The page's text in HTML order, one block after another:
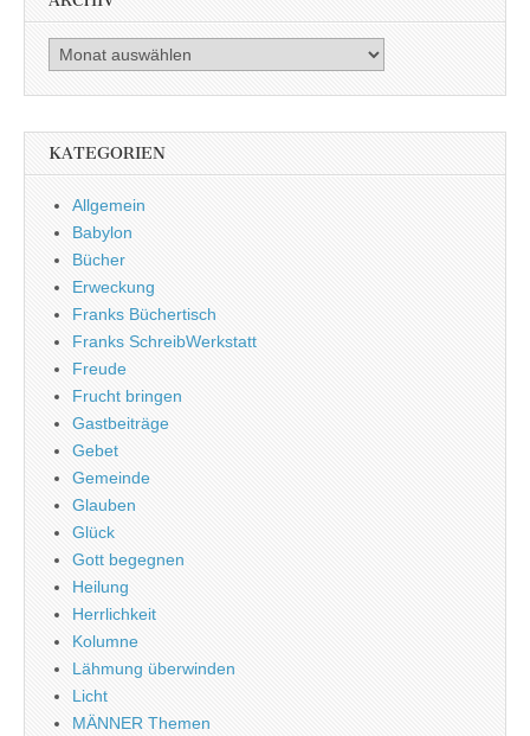
Archiv
KATEGORIEN
Allgemein
Babylon
Bücher
Erweckung
Franks Büchertisch
Franks SchreibWerkstatt
Freude
Frucht bringen
Gastbeiträge
Gebet
Gemeinde
Glauben
Glück
Gott begegnen
Heilung
Herrlichkeit
Kolumne
Lähmung überwinden
Licht
MÄNNER Themen